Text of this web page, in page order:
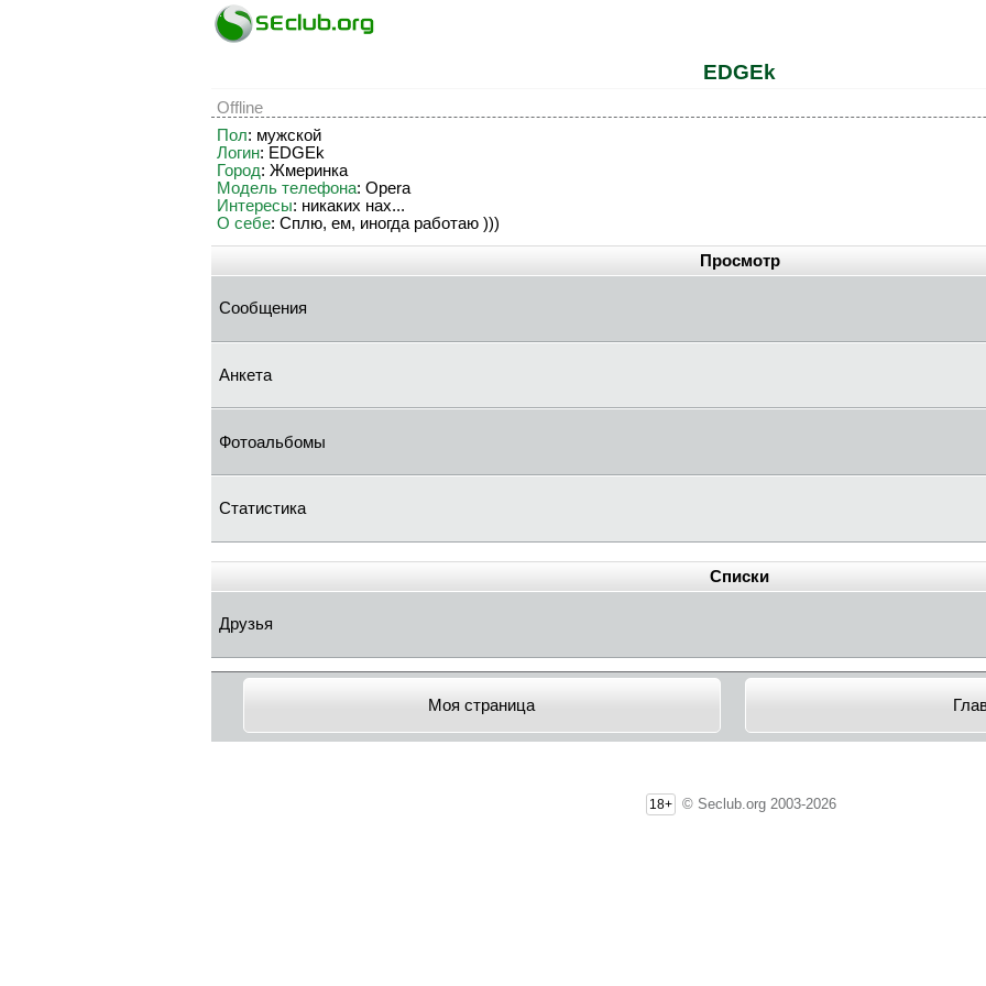
EDGEk
Offline
Пол: мужской
Логин: EDGEk
Город: Жмеринка
Модель телефона: Opera
Интересы: никаких нах...
О себе: Сплю, ем, иногда работаю )))
Просмотр
Сообщения
Анкета
Фотоальбомы
Статистика
Списки
Друзья
Моя страница
18+ © Seclub.org 2003-2026